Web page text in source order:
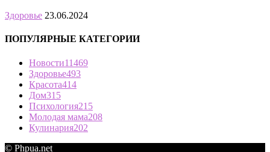
Здоровье 23.06.2024
ПОПУЛЯРНЫЕ КАТЕГОРИИ
Новости11469
Здоровье493
Красота414
Дом315
Психология215
Молодая мама208
Кулинария202
© Phpua.net